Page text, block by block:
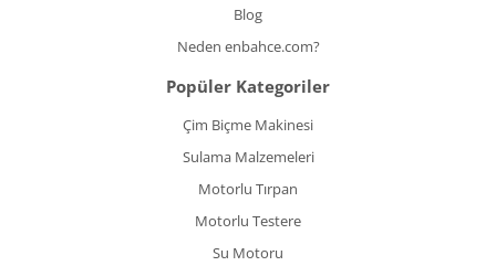
Blog
Neden enbahce.com?
Popüler Kategoriler
Çim Biçme Makinesi
Sulama Malzemeleri
Motorlu Tırpan
Motorlu Testere
Su Motoru